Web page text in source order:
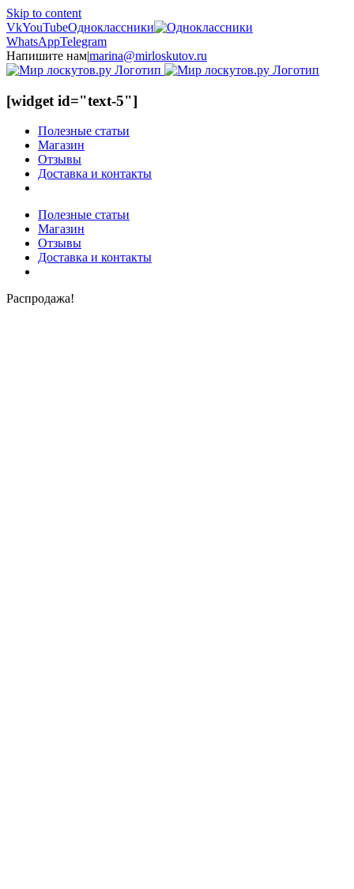
Skip to content
VkYouTubeОдноклассники
WhatsAppTelegram
Напишите нам|marina@mirloskutov.ru
[widget id="text-5"]
Полезные статьи
Магазин
Отзывы
Доставка и контакты
Полезные статьи
Магазин
Отзывы
Доставка и контакты
Распродажа!